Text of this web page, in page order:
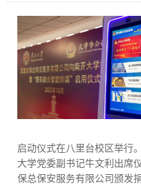
启动仪式在八里台校区举行
大学党委副书记牛文利出席
保总保安服务有限公司颁发